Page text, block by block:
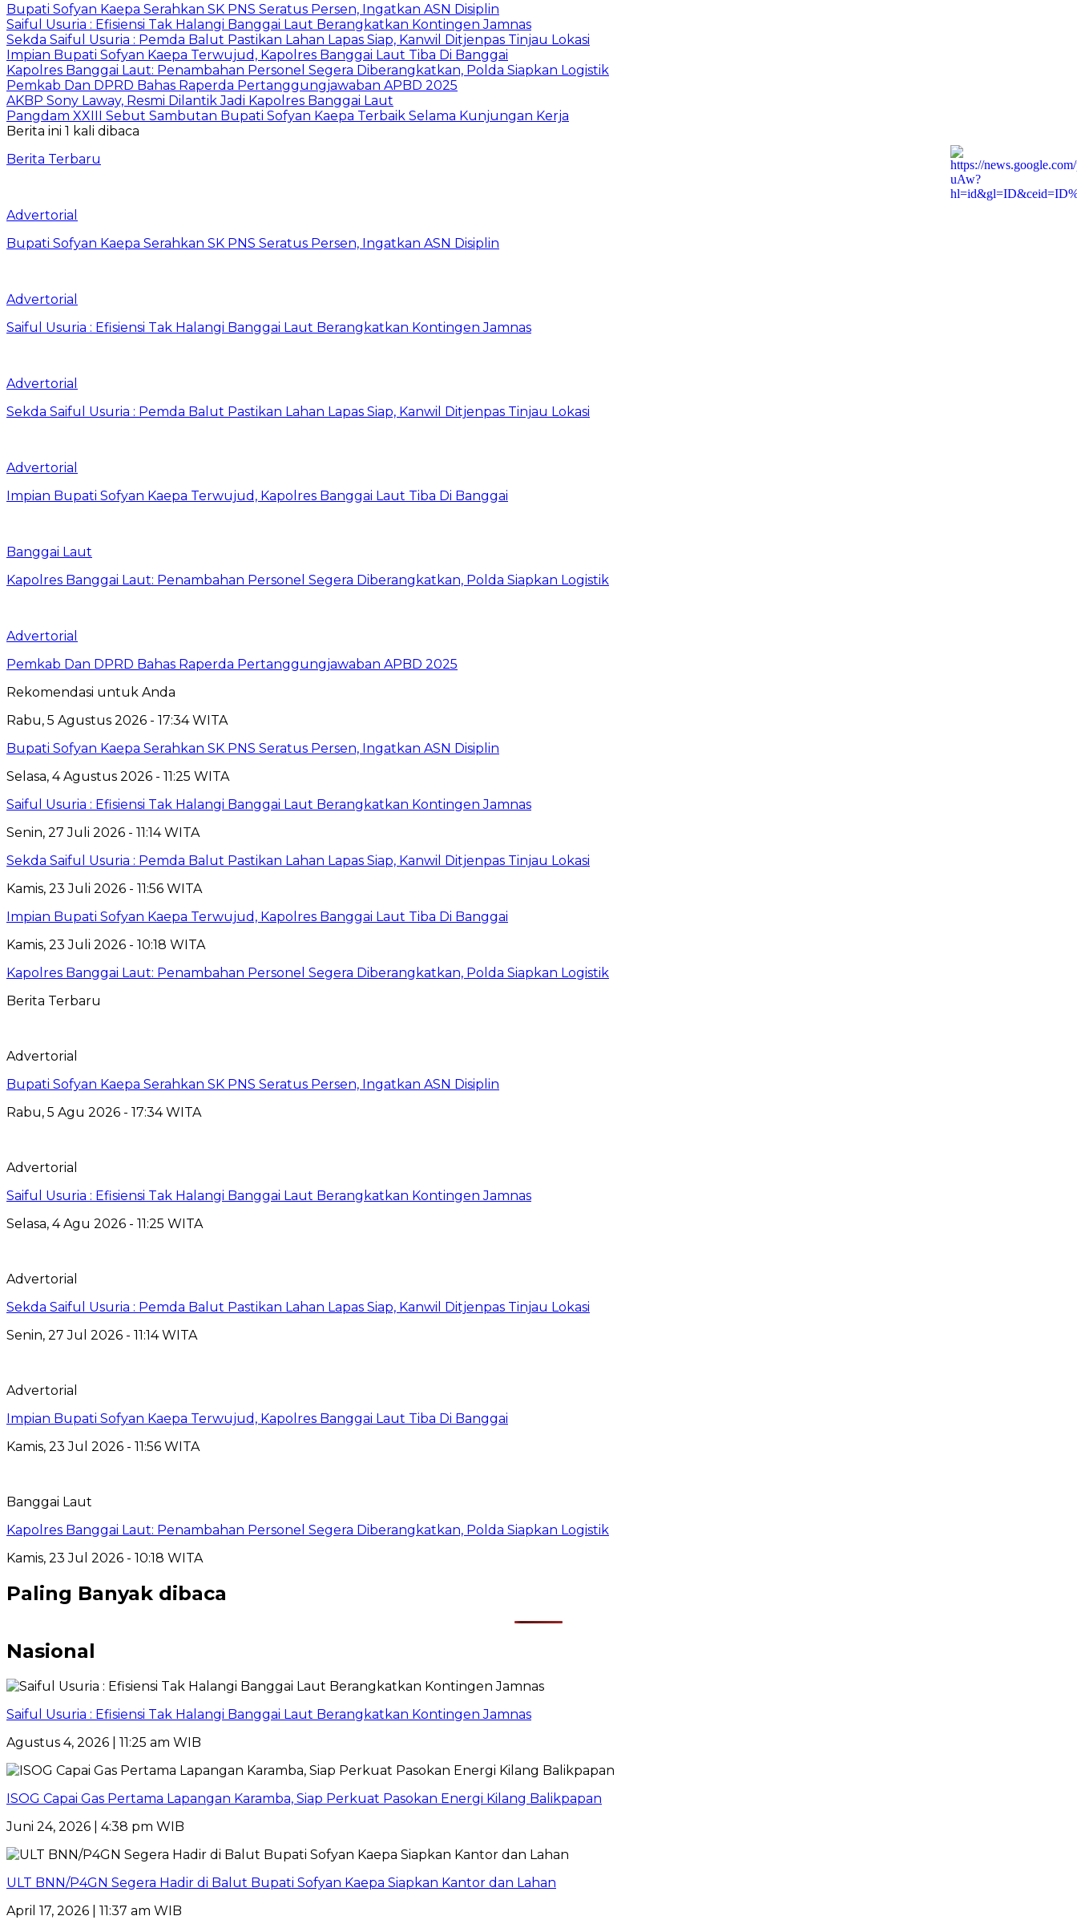
Bupati Sofyan Kaepa Serahkan SK PNS Seratus Persen, Ingatkan ASN Disiplin
Saiful Usuria : Efisiensi Tak Halangi Banggai Laut Berangkatkan Kontingen Jamnas
Sekda Saiful Usuria : Pemda Balut Pastikan Lahan Lapas Siap, Kanwil Ditjenpas Tinjau Lokasi
Impian Bupati Sofyan Kaepa Terwujud, Kapolres Banggai Laut Tiba Di Banggai
Kapolres Banggai Laut: Penambahan Personel Segera Diberangkatkan, Polda Siapkan Logistik
Pemkab Dan DPRD Bahas Raperda Pertanggungjawaban APBD 2025
AKBP Sony Laway, Resmi Dilantik Jadi Kapolres Banggai Laut
Pangdam XXIII Sebut Sambutan Bupati Sofyan Kaepa Terbaik Selama Kunjungan Kerja
Berita ini 1 kali dibaca
Berita Terbaru
Advertorial
Bupati Sofyan Kaepa Serahkan SK PNS Seratus Persen, Ingatkan ASN Disiplin
Advertorial
Saiful Usuria : Efisiensi Tak Halangi Banggai Laut Berangkatkan Kontingen Jamnas
Advertorial
Sekda Saiful Usuria : Pemda Balut Pastikan Lahan Lapas Siap, Kanwil Ditjenpas Tinjau Lokasi
Advertorial
Impian Bupati Sofyan Kaepa Terwujud, Kapolres Banggai Laut Tiba Di Banggai
Banggai Laut
Kapolres Banggai Laut: Penambahan Personel Segera Diberangkatkan, Polda Siapkan Logistik
Advertorial
Pemkab Dan DPRD Bahas Raperda Pertanggungjawaban APBD 2025
Rekomendasi untuk Anda
Rabu, 5 Agustus 2026 - 17:34 WITA
Bupati Sofyan Kaepa Serahkan SK PNS Seratus Persen, Ingatkan ASN Disiplin
Selasa, 4 Agustus 2026 - 11:25 WITA
Saiful Usuria : Efisiensi Tak Halangi Banggai Laut Berangkatkan Kontingen Jamnas
Senin, 27 Juli 2026 - 11:14 WITA
Sekda Saiful Usuria : Pemda Balut Pastikan Lahan Lapas Siap, Kanwil Ditjenpas Tinjau Lokasi
Kamis, 23 Juli 2026 - 11:56 WITA
Impian Bupati Sofyan Kaepa Terwujud, Kapolres Banggai Laut Tiba Di Banggai
Kamis, 23 Juli 2026 - 10:18 WITA
Kapolres Banggai Laut: Penambahan Personel Segera Diberangkatkan, Polda Siapkan Logistik
Berita Terbaru
Advertorial
Bupati Sofyan Kaepa Serahkan SK PNS Seratus Persen, Ingatkan ASN Disiplin
Rabu, 5 Agu 2026 - 17:34 WITA
Advertorial
Saiful Usuria : Efisiensi Tak Halangi Banggai Laut Berangkatkan Kontingen Jamnas
Selasa, 4 Agu 2026 - 11:25 WITA
Advertorial
Sekda Saiful Usuria : Pemda Balut Pastikan Lahan Lapas Siap, Kanwil Ditjenpas Tinjau Lokasi
Senin, 27 Jul 2026 - 11:14 WITA
Advertorial
Impian Bupati Sofyan Kaepa Terwujud, Kapolres Banggai Laut Tiba Di Banggai
Kamis, 23 Jul 2026 - 11:56 WITA
Banggai Laut
Kapolres Banggai Laut: Penambahan Personel Segera Diberangkatkan, Polda Siapkan Logistik
Kamis, 23 Jul 2026 - 10:18 WITA
Paling Banyak dibaca
Nasional
Saiful Usuria : Efisiensi Tak Halangi Banggai Laut Berangkatkan Kontingen Jamnas
Agustus 4, 2026 | 11:25 am WIB
ISOG Capai Gas Pertama Lapangan Karamba, Siap Perkuat Pasokan Energi Kilang Balikpapan
Juni 24, 2026 | 4:38 pm WIB
ULT BNN/P4GN Segera Hadir di Balut Bupati Sofyan Kaepa Siapkan Kantor dan Lahan
April 17, 2026 | 11:37 am WIB